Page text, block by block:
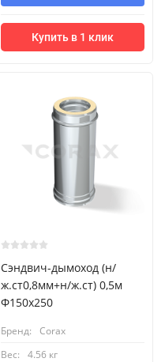
Купить в 1 клик
Сэндвич-дымоход (н/
ж.ст0,8мм+н/ж.ст) 0,5м
Ф150х250
Бренд:
Corax
Вес:
4.56 кг